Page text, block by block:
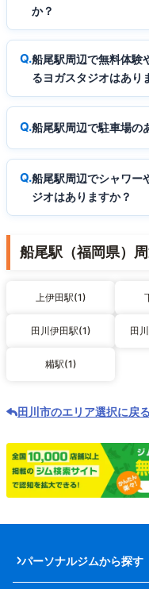
か？
船尾駅周辺で無料体験
るヨガスタジオはあり
船尾駅周辺で駐車場の
船尾駅周辺でシャワー
ジオはありますか？
船尾駅（福岡県）
上伊田駅(1)
田川伊田駅(1) 田
糒駅(1)
田川市のエリア選択に戻る
パーソナルジムから探す